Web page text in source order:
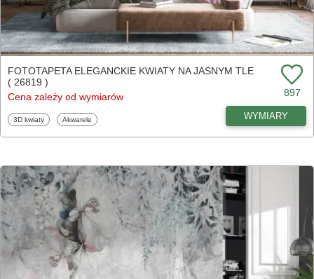
FOTOTAPETA ELEGANCKIE KWIATY NA JASNYM TLE
( 26819 )
Cena zależy od wymiarów
897
Fototapety
3D kwiaty Fototapety
Akwarele WYMIARY